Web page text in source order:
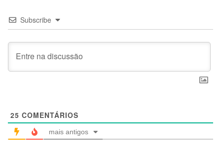
Subscribe
25 COMENTÁRIOS
mais antigos